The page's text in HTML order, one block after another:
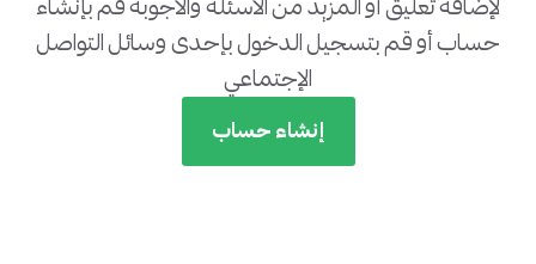
لإضافة تعليق أو المزيد من الأسئلة والأجوبة قم بإنشاء
حساب أو قم بتسجيل الدخول بإحدى وسائل التواصل
الإجتماعي
إنشاء حساب